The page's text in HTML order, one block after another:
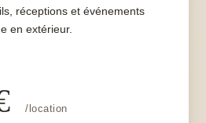
réceptions et événements
en extérieur.
/location